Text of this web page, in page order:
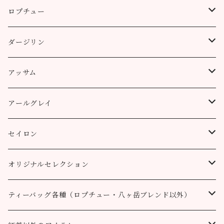
ロプチュー
缶（リーフ）
ティーバッグ
3個
10個
アルミ袋（リーフ）
100g
200g
ティーポット用ティーバッグ
ダージリン
プッタボン茶園
50g
100g
ハッピーバレー茶園
50g
100g
キャッスルトン茶園
50g
100g
ロヒーニ茶園
50g
100g
アッサム
リーフ
100g
200g
CTC
100g
200g
アールグレイ
アールグレイ
100g
200g
アールグレイ・オリジナルブレンド
100g
200g
セイロン
ウバ
100g
200g
ルフナ
オリジナルセレクション
八ヶ岳ブレンド
ティーバッグ各種（ロプチュー・八ヶ岳ブレンド以外）